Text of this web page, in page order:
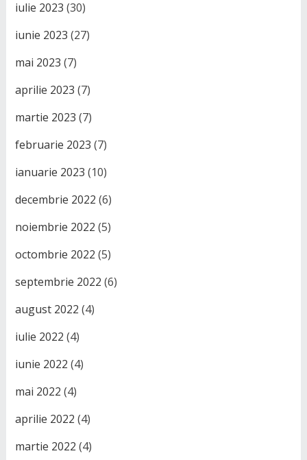
iulie 2023 (30)
iunie 2023 (27)
mai 2023 (7)
aprilie 2023 (7)
martie 2023 (7)
februarie 2023 (7)
ianuarie 2023 (10)
decembrie 2022 (6)
noiembrie 2022 (5)
octombrie 2022 (5)
septembrie 2022 (6)
august 2022 (4)
iulie 2022 (4)
iunie 2022 (4)
mai 2022 (4)
aprilie 2022 (4)
martie 2022 (4)